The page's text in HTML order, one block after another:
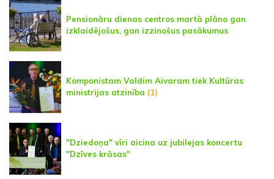
Pensionāru dienas centros martā plāno gan
izklaidējošus, gan izzinošus pasākumus
Komponistam Valdim Aivaram tiek Kultūras
ministrijas atzinība (1)
"Dziedoņa" vīri aicina uz jubilejas koncertu
"Dzīves krāsas"